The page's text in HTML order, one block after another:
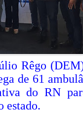
Rêgo
de 61
do RN
estado.